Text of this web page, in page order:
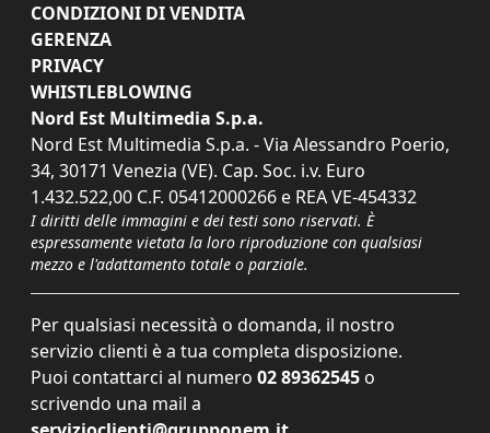
CONDIZIONI DI VENDITA
GERENZA
PRIVACY
WHISTLEBLOWING
Nord Est Multimedia S.p.a.
Nord Est Multimedia S.p.a. - Via Alessandro Poerio,
34, 30171 Venezia (VE). Cap. Soc. i.v. Euro
1.432.522,00 C.F. 05412000266 e REA VE-454332
I diritti delle immagini e dei testi sono riservati. È
espressamente vietata la loro riproduzione con qualsiasi
mezzo e l'adattamento totale o parziale.
Per qualsiasi necessità o domanda, il nostro
servizio clienti è a tua completa disposizione.
Puoi contattarci al numero 02 89362545 o
scrivendo una mail a